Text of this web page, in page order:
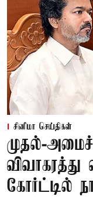
சினிமா செய்திகள்
முதல்-
கோர்ட்டில்